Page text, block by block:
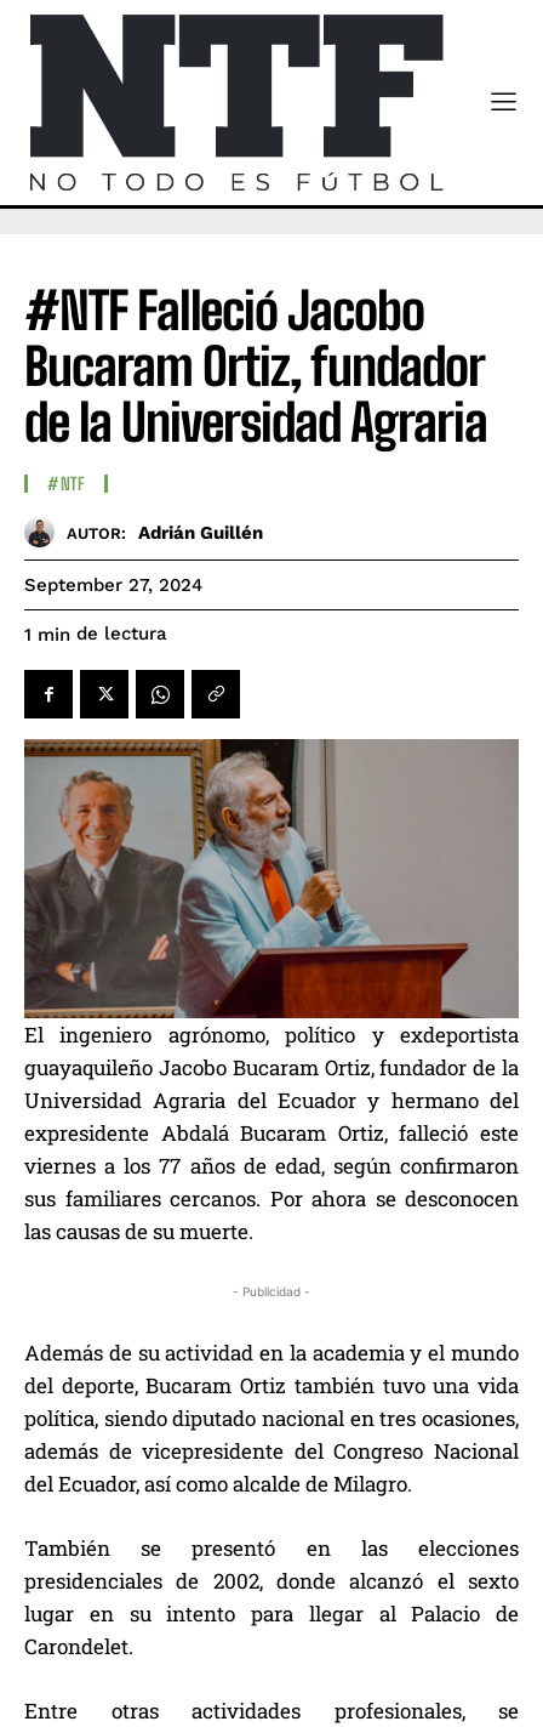
#NTF Falleció Jacobo
Bucaram Ortiz, fundador
de la Universidad Agraria
#NTF
AUTOR: Adrián Guillén
September 27, 2024
1 min de lectura
El ingeniero agrónomo, político y exdeportista
guayaquileño Jacobo Bucaram Ortiz, fundador de la
Universidad Agraria del Ecuador y hermano del
expresidente Abdalá Bucaram Ortiz, falleció este
viernes a los 77 años de edad, según confirmaron
sus familiares cercanos. Por ahora se desconocen
las causas de su muerte.
- Publicidad -
Además de su actividad en la academia y el mundo
del deporte, Bucaram Ortiz también tuvo una vida
política, siendo diputado nacional en tres ocasiones,
además de vicepresidente del Congreso Nacional
del Ecuador, así como alcalde de Milagro.
También se presentó en las elecciones
presidenciales de 2002, donde alcanzó el sexto
lugar en su intento para llegar al Palacio de
Carondelet.
Entre otras actividades profesionales, se